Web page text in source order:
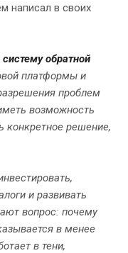
написал в своих
обратной
платформы и
проблем
возможность
конкретное решение,
и развивать
вопрос: почему
в менее
в тени,